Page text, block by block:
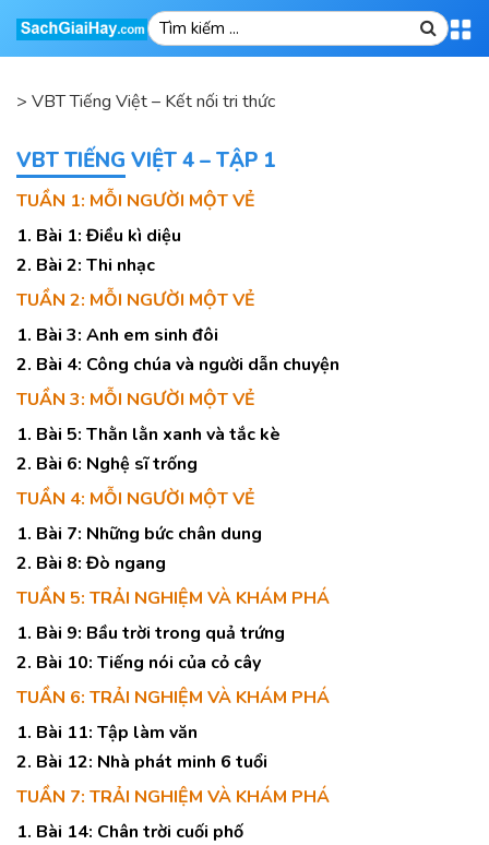
> VBT Tiếng Việt – Kết nối tri thức
VBT TIẾNG VIỆT 4 – TẬP 1
TUẦN 1: MỖI NGƯỜI MỘT VẺ
1. Bài 1: Điều kì diệu
2. Bài 2: Thi nhạc
TUẦN 2: MỖI NGƯỜI MỘT VẺ
1. Bài 3: Anh em sinh đôi
2. Bài 4: Công chúa và người dẫn chuyện
TUẦN 3: MỖI NGƯỜI MỘT VẺ
1. Bài 5: Thằn lằn xanh và tắc kè
2. Bài 6: Nghệ sĩ trống
TUẦN 4: MỖI NGƯỜI MỘT VẺ
1. Bài 7: Những bức chân dung
2. Bài 8: Đò ngang
TUẦN 5: TRẢI NGHIỆM VÀ KHÁM PHÁ
1. Bài 9: Bầu trời trong quả trứng
2. Bài 10: Tiếng nói của cỏ cây
TUẦN 6: TRẢI NGHIỆM VÀ KHÁM PHÁ
1. Bài 11: Tập làm văn
2. Bài 12: Nhà phát minh 6 tuổi
TUẦN 7: TRẢI NGHIỆM VÀ KHÁM PHÁ
1. Bài 14: Chân trời cuối phố